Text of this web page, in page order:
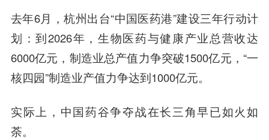
去年6月，杭州出台“中国医药港”建设三年行动计
划：到2026年，生物医药与健康产业总营收达
6000亿元，制造业总产值力争突破1500亿元，“一
核四园”制造业产值力争达到1000亿元。
实际上，中国药谷争夺战在长三角早已如火如
荼。